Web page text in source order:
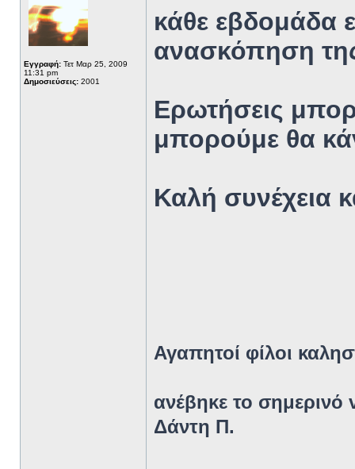
Εγγραφή: Τετ Μαρ 25, 2009
11:31 pm
Δημοσιεύσεις: 2001
κάθε εβδομάδα
ανασκόπηση
Ερωτήσεις
μπορούμε θα
Καλή συνέχεια
Αγαπητοί φίλοι
ανέβηκε το
Δάντη Π.